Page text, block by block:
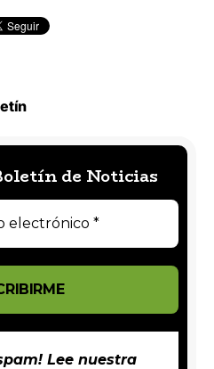
de Noticias
Lee nuestra